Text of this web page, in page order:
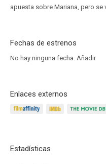
apuesta sobre Mariana, pero
Fechas de estrenos
No hay ninguna fecha. Añadir
Enlaces externos
Estadísticas